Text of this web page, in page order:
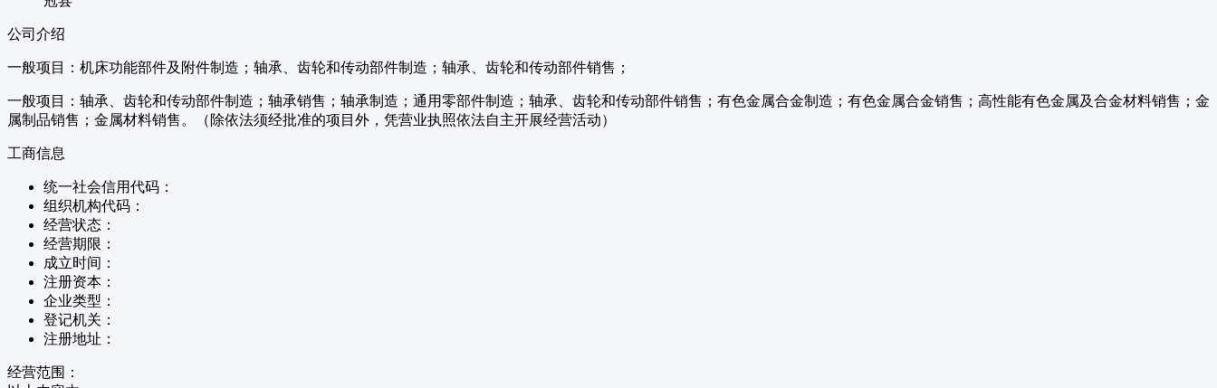
公司介绍
一般项目：机床功能部件及附件制造；轴承、齿轮和传动部件制造；轴承、齿轮和传动部件销售；
一般项目：轴承、齿轮和传动部件制造；轴承销售；轴承制造；通用零部件制造；轴承、齿轮和传动部件销售；有色金属合金制造；有色金属合金销售；高性能有色金属及合金材料销售；金
属制品销售；金属材料销售。（除依法须经批准的项目外，凭营业执照依法自主开展经营活动）
工商信息
统一社会信用代码：
组织机构代码：
经营状态：
经营期限：
成立时间：
注册资本：
企业类型：
登记机关：
注册地址：
经营范围：